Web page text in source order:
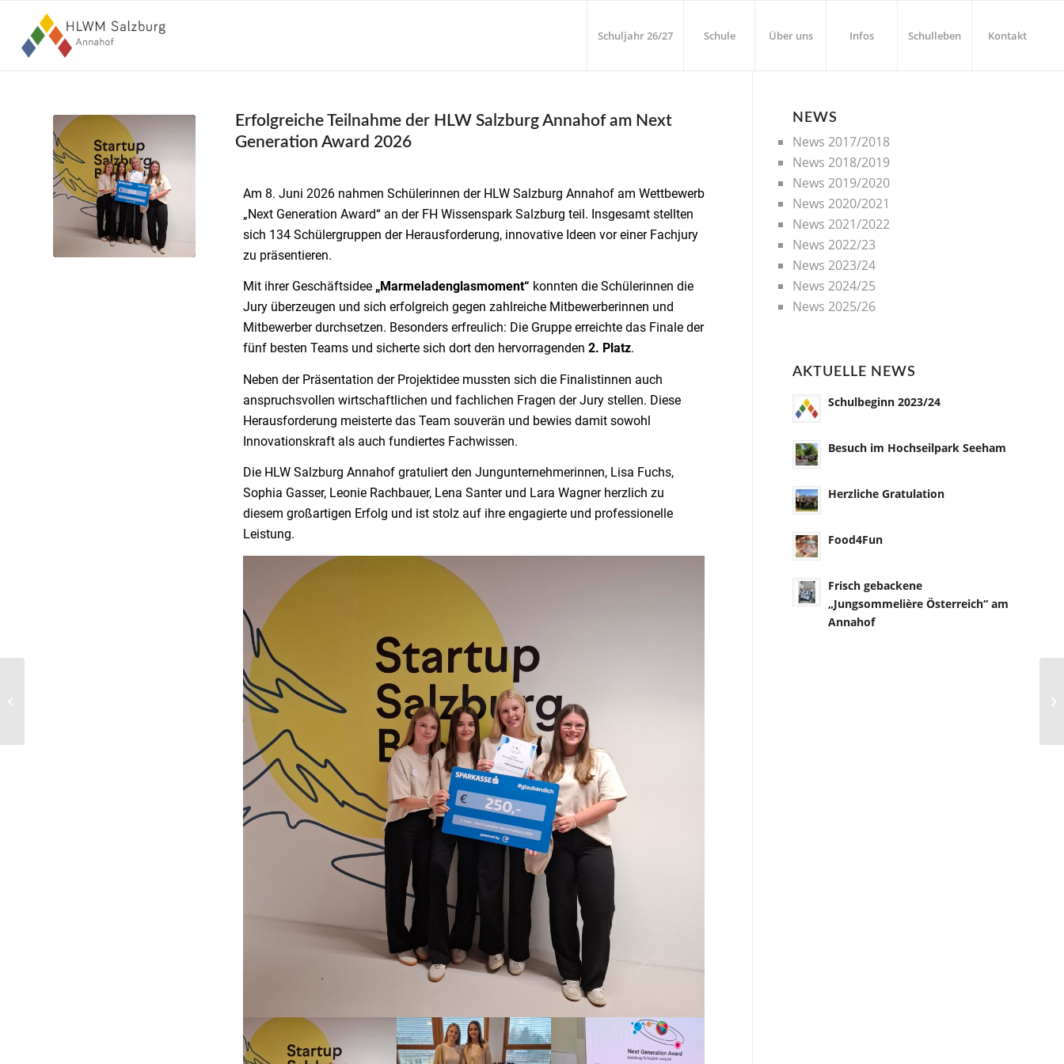
Schuljahr 26/27 Schule Über uns Infos Schulleben Kontakt
Erfolgreiche Teilnahme der HLW Salzburg Annahof am Next
Generation Award 2026
Am 8. Juni 2026 nahmen Schülerinnen der HLW Salzburg Annahof am Wettbewerb
„Next Generation Award“ an der FH Wissenspark Salzburg teil. Insgesamt stellten
sich 134 Schülergruppen der Herausforderung, innovative Ideen vor einer Fachjury
zu präsentieren.
Mit ihrer Geschäftsidee „Marmeladenglasmoment“ konnten die Schülerinnen die
Jury überzeugen und sich erfolgreich gegen zahlreiche Mitbewerberinnen und
Mitbewerber durchsetzen. Besonders erfreulich: Die Gruppe erreichte das Finale der
fünf besten Teams und sicherte sich dort den hervorragenden 2. Platz.
Neben der Präsentation der Projektidee mussten sich die Finalistinnen auch
anspruchsvollen wirtschaftlichen und fachlichen Fragen der Jury stellen. Diese
Herausforderung meisterte das Team souverän und bewies damit sowohl
Innovationskraft als auch fundiertes Fachwissen.
Die HLW Salzburg Annahof gratuliert den Jungunternehmerinnen, Lisa Fuchs,
Sophia Gasser, Leonie Rachbauer, Lena Santer und Lara Wagner herzlich zu
diesem großartigen Erfolg und ist stolz auf ihre engagierte und professionelle
Leistung.
NEWS
News 2017/2018
News 2018/2019
News 2019/2020
News 2020/2021
News 2021/2022
News 2022/23
News 2023/24
News 2024/25
News 2025/26
AKTUELLE NEWS
Schulbeginn 2023/24
Besuch im Hochseilpark Seeham
Herzliche Gratulation
Food4Fun
Frisch gebackene
„Jungsommelière Österreich“ am
Annahof